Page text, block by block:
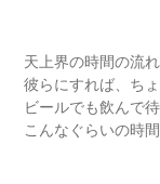
天上界の時間の流
彼らにすれば、ち
ビールでも飲んで待
こんなぐらいの時